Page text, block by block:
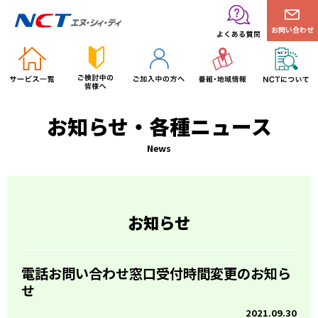
お問い合わせ
お知らせ・各種ニュース
News
お知らせ
電話お問い合わせ窓口受付時間変更のお知ら
せ
2021.09.30